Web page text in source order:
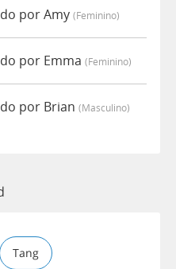
por Amy (feminino)
por Emma (feminino)
por Brian (masculino)
Tang